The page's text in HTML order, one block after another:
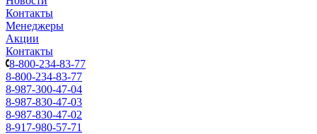
Контакты
Менеджеры
Акции
Контакты
8-800-234-83-77
8-800-234-83-77
8-987-300-47-04
8-987-830-47-03
8-987-830-47-02
8-917-980-57-71